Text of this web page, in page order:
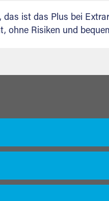
ist das Plus bei
ohne Risiken und